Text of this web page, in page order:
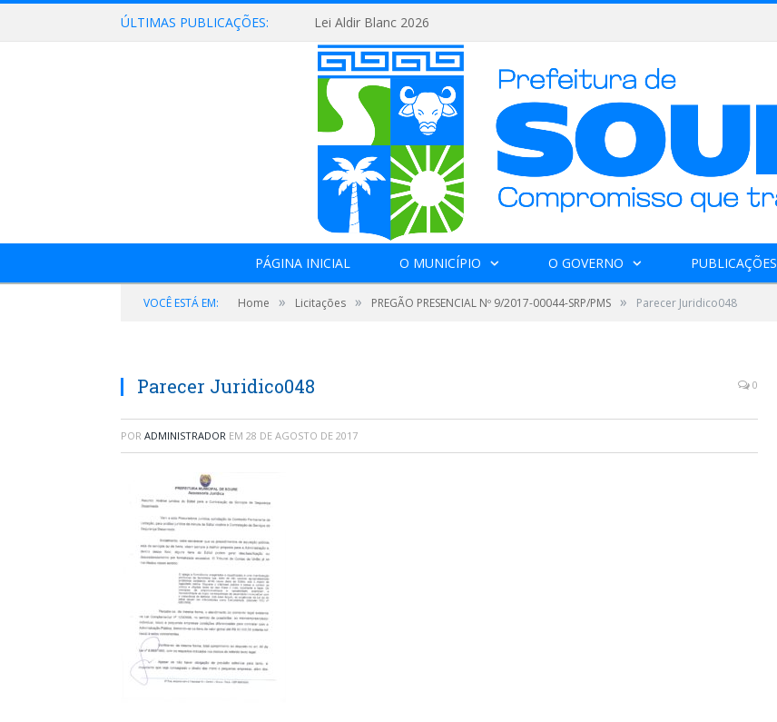
ÚLTIMAS PUBLICAÇÕES: Lei Aldir Blanc 2026
PÁGINA INICIAL O MUNICÍPIO O GOVERNO PUBLICAÇÕES
VOCÊ ESTÁ EM: Home » Licitações » PREGÃO PRESENCIAL Nº 9/2017-00044-SRP/PMS » Parecer Juridico048
Parecer Juridico048 0
POR ADMINISTRADOR EM 28 DE AGOSTO DE 2017